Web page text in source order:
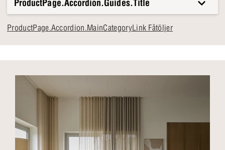
ProductPage.Accordion.Guides.Title
ProductPage.Accordion.MainCategoryLink Fåtöljer